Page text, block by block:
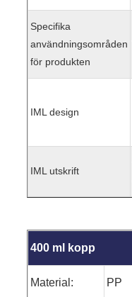
Specifika
användningsområden
för produkten
IML design
IML utskrift
400 ml kopp
Material: PP